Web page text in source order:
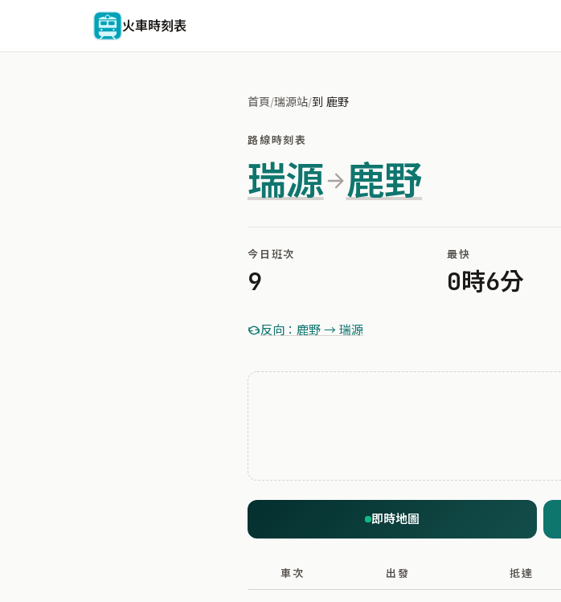
火車時刻表
首頁/瑞源站/到 鹿野
路線時刻表
瑞源 鹿野
今日班次
9
最快
0時6分
反向：鹿野 → 瑞源
即時地圖
車次 出發 抵達